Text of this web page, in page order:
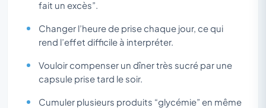
fait un excès”.
Changer l’heure de prise chaque jour, ce qui
rend l’effet difficile à interpréter.
Vouloir compenser un dîner très sucré par une
capsule prise tard le soir.
Cumuler plusieurs produits “glycémie” en même